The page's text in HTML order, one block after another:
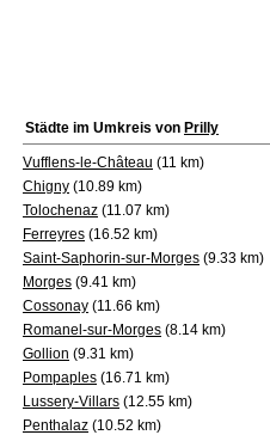
Städte im Umkreis von Prilly
Vufflens-le-Château (11 km)
Chigny (10.89 km)
Tolochenaz (11.07 km)
Ferreyres (16.52 km)
Saint-Saphorin-sur-Morges (9.33 km)
Morges (9.41 km)
Cossonay (11.66 km)
Romanel-sur-Morges (8.14 km)
Gollion (9.31 km)
Pompaples (16.71 km)
Lussery-Villars (12.55 km)
Penthalaz (10.52 km)